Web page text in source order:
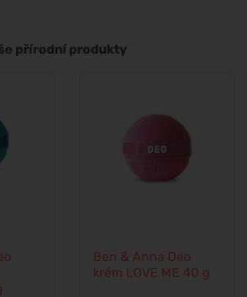
přírodní produkty
Ben & Anna Deo
krém LOVE ME 40 g